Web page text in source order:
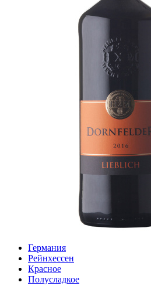
Германия
Рейнхессен
Красное
Полусладкое